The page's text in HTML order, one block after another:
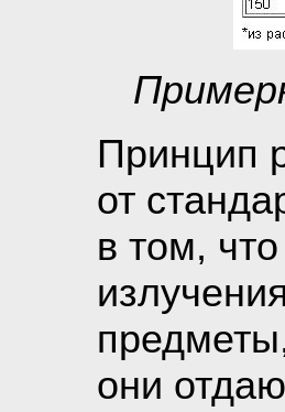
Принцип
от
в том,
они